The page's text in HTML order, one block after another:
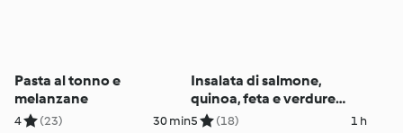
Pasta al tonno e
melanzane
4 (23) 30 min
Insalata di salmone,
quinoa, feta e verdure
miste
5 (18) 1 h